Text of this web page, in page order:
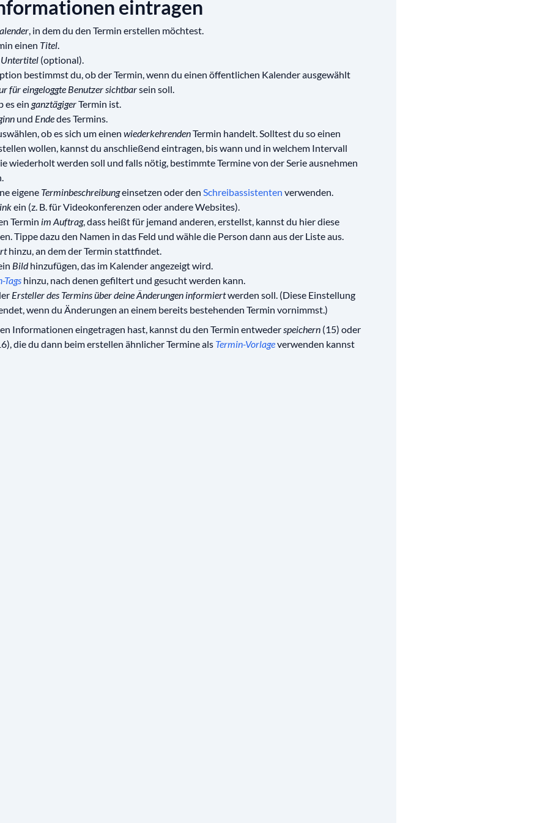
eintragen
, in dem du den Termin erstellen möchtest.
einen Titel.
Untertitel(optional).
bestimmst du, ob der Termin, wenn du einen öffentlichen Kalender ausgewählt
für eingeloggte Benutzer sichtbarsein soll.
es ein ganztägigerTermin ist.
und Endedes Termins.
ob es sich um einen wiederkehrendenTermin handelt. Solltest du so einen
wollen, kannst du anschließend eintragen, bis wann und in welchem Intervall
wiederholt werden soll und falls nötig, bestimmte Termine von der Serie ausnehmen
eigene Terminbeschreibungeinsetzen oder den Schreibassistenten verwenden.
ein (z. B. für Videokonferenzen oder andere Websites).
Termin im Auftrag, dass heißt für jemand anderen, erstellst, kannst du hier diese
Tippe dazu den Namen in das Feld und wähle die Person dann aus der Liste aus.
hinzu, an dem der Termin stattfindet.
Bildhinzufügen, das im Kalender angezeigt wird.
Tagshinzu, nach denen gefiltert und gesucht werden kann.
Ersteller des Termins über deine Änderungen informiertwerden soll. (Diese Einstellung
wenn du Änderungen an einem bereits bestehenden Termin vornimmst.)
Informationen eingetragen hast, kannst du den Termin entwederspeichern(15) oder
die du dann beim erstellen ähnlicher Termine als Termin-Vorlageverwenden kannst